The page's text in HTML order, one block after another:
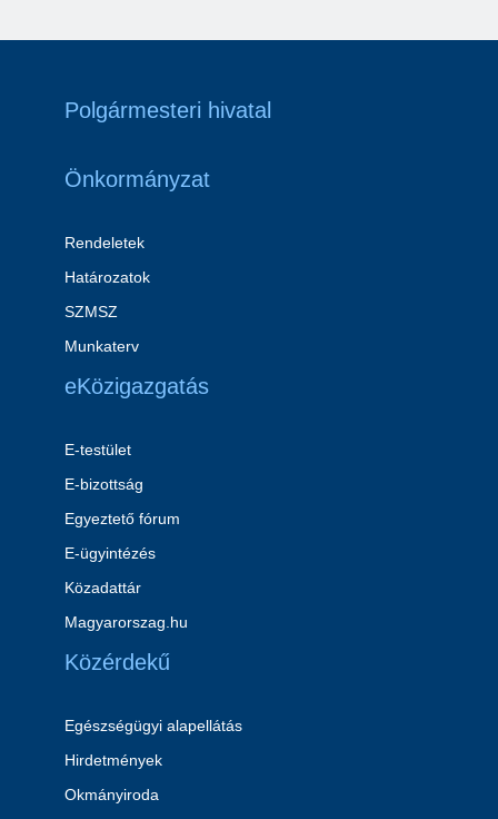
Polgármesteri hivatal
Önkormányzat
Rendeletek
Határozatok
SZMSZ
Munkaterv
eKözigazgatás
E-testület
E-bizottság
Egyeztető fórum
E-ügyintézés
Közadattár
Magyarorszag.hu
Közérdekű
Egészségügyi alapellátás
Hirdetmények
Okmányiroda